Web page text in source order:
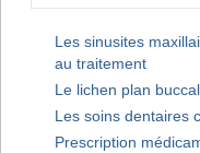
Les sinusites
au traitement
Le lichen plan
Les soins dentaires
Prescription